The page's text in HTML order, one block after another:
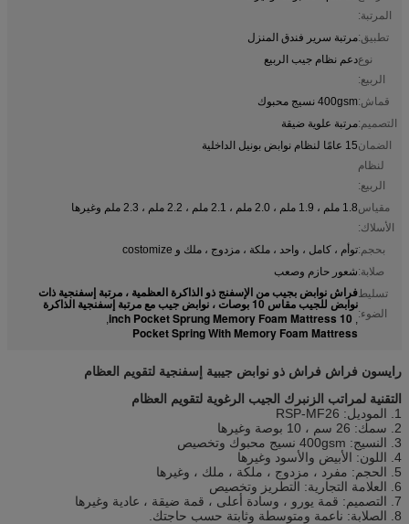
المرتبة:
تطبيق:مرتبة سرير فندق المنزل
نوع
الربيع:
دعم نظام جيب الربيع
قماش:400gsm نسيج محبوك
التصميم:مرتبة علوية ضيقة
الضمان
لنظام
الربيع:
15 عامًا لنظام نوابض بونيل الداخلية
مقياس
الأسلاك:
1.8 ملم ، 1.9 ملم ، 2.0 ملم ، 2.1 ملم ، 2.2 ملم ، 2.3 ملم وغيرها
بحجم:توأم ، كامل ، واحد ، ملكة ، مزدوج ، ملك و costomize
صلابة:شعور حازم وصعب
تسليط
الضوء:
فراش نوابض بجيب من الإسفنج ذو الذاكرة العظمية ، مرتبة إسفنجية ذات
نوابض للجيب مقاس 10 بوصات ، نوابض جيب مع مرتبة إسفنجية الذاكرة
,
10 inch Pocket Sprung Memory Foam Mattress
,
Pocket Spring With Memory Foam Mattress
رايسون فراش فراش ذو نوابض جيبية إسفنجية لتقويم العظام
التقنية لمراتب الزنبرك الجيب الرغوية لتقويم العظام
1. الموديل: RSP-MF26
2. سمك: 26 سم ، 10 بوصة وغيرها
3. النسيج: 400gsm نسيج محبوك وتخصيص
4. اللون: الأبيض والأسود وغيرها
5. الحجم: مفرد ، مزدوج ، ملكة ، ملك ، وغيرها
6. العلامة التجارية: التطريز وتخصيص
7. التصميم: قمة يورو ، وسادة أعلى ، قمة ضيقة ، عادية وغيرها
8. الصلابة: ناعمة ومتوسطة وثابتة حسب حاجتك.